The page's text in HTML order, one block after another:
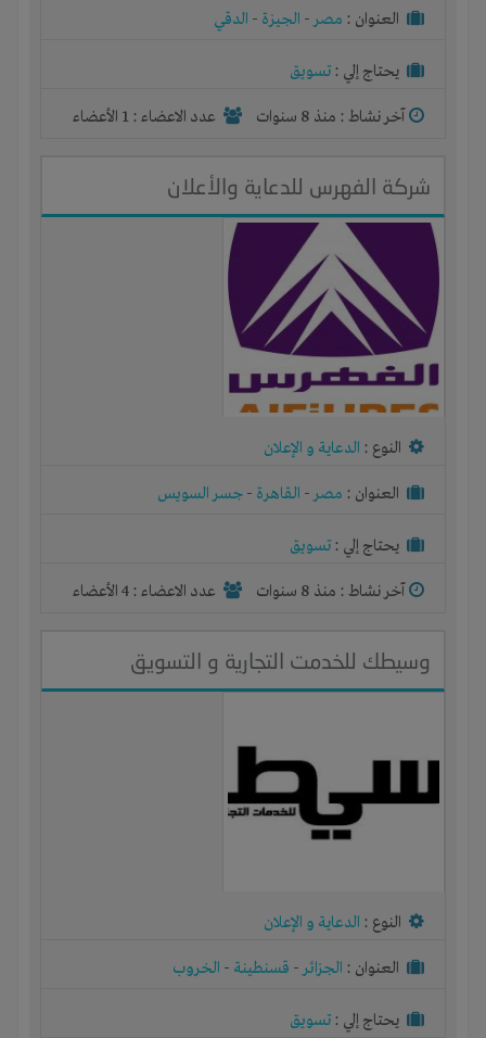
العنوان : مصر- الجيزة - الدقي
يحتاج إلي : تسويق
آخر نشاط : منذ 8 سنوات عدد الاعضاء : 1 الأعضاء
شركة الفهرس للدعاية والأعلان
النوع : الدعاية و الإعلان
العنوان : مصر- القاهرة - جسر السويس
يحتاج إلي : تسويق
آخر نشاط : منذ 8 سنوات عدد الاعضاء : 4 الأعضاء
وسيطك للخدمت التجارية و التسويق
النوع : الدعاية و الإعلان
العنوان : الجزائر- قسنطينة - الخروب
يحتاج إلي : تسويق